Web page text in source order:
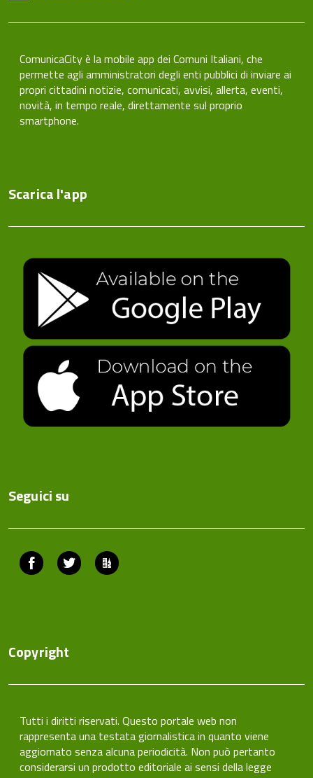
ComunicaCity è la mobile app dei Comuni Italiani, che
permette agli amministratori degli enti pubblici di inviare ai
propri cittadini notizie, comunicati, avvisi, allerta, eventi,
novità, in tempo reale, direttamente sul proprio
smartphone.
Scarica l'app
Seguici su
Facebook Twitter
Copyright
Tutti i diritti riservati. Questo portale web non
rappresenta una testata giornalistica in quanto viene
aggiornato senza alcuna periodicità. Non può pertanto
considerarsi un prodotto editoriale ai sensi della legge